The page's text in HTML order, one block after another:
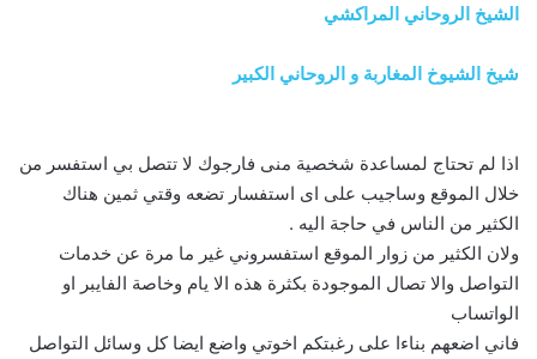
الشيخ الروحاني المراكشي
شيخ الشيوخ المغاربة و الروحاني الكبير
اذا لم تحتاج لمساعدة شخصية منى فارجوك لا تتصل بي استفسر من
خلال الموقع وساجيب على اى استفسار تضعه وقتي ثمين هناك
الكثير من الناس في حاجة اليه .
ولان الكثير من زوار الموقع استفسروني غير ما مرة عن خدمات
التواصل والا تصال الموجودة بكثرة هذه الا يام وخاصة الفايبر او
الواتساب
فاني اضعهم بناءا على رغبتكم اخوتي واضع ايضا كل وسائل التواصل